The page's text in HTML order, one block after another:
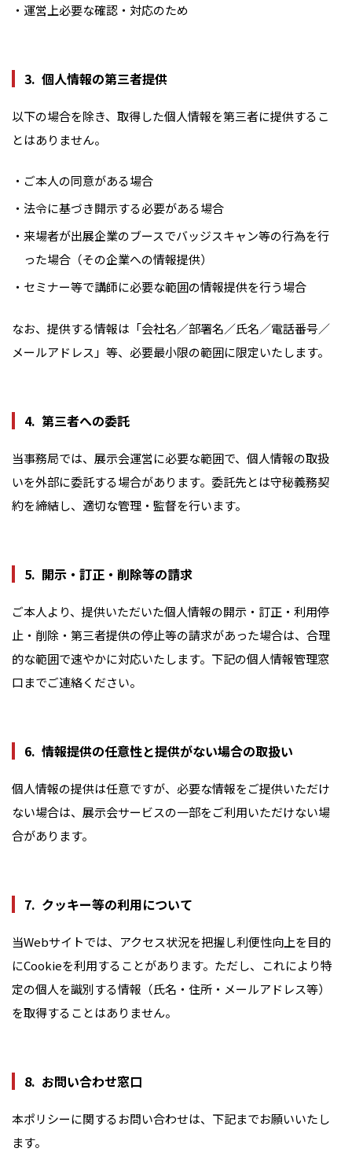
運営上必要な確認・対応のため
個人情報の第三者提供
以下の場合を除き、取得した個人情報を第三者に提供するこ
とはありません。
ご本人の同意がある場合
法令に基づき開示する必要がある場合
来場者が出展企業のブースでバッジスキャン等の行為を行
った場合（その企業への情報提供）
セミナー等で講師に必要な範囲の情報提供を行う場合
なお、提供する情報は「会社名／部署名／氏名／電話番号／
メールアドレス」等、必要最小限の範囲に限定いたします。
第三者への委託
当事務局では、展示会運営に必要な範囲で、個人情報の取扱
いを外部に委託する場合があります。委託先とは守秘義務契
約を締結し、適切な管理・監督を行います。
開示・訂正・削除等の請求
ご本人より、提供いただいた個人情報の開示・訂正・利用停
止・削除・第三者提供の停止等の請求があった場合は、合理
的な範囲で速やかに対応いたします。下記の個人情報管理窓
口までご連絡ください。
情報提供の任意性と提供がない場合の取扱い
個人情報の提供は任意ですが、必要な情報をご提供いただけ
ない場合は、展示会サービスの一部をご利用いただけない場
合があります。
クッキー等の利用について
当Webサイトでは、アクセス状況を把握し利便性向上を目的
にCookieを利用することがあります。ただし、これにより特
定の個人を識別する情報（氏名・住所・メールアドレス等）
を取得することはありません。
お問い合わせ窓口
本ポリシーに関するお問い合わせは、下記までお願いいたし
ます。